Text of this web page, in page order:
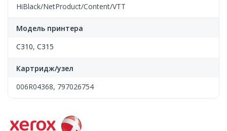
HiBlack/NetProduct/Content/VTT
Модель принтера
C310, C315
Картридж/узел
006R04368, 797026754